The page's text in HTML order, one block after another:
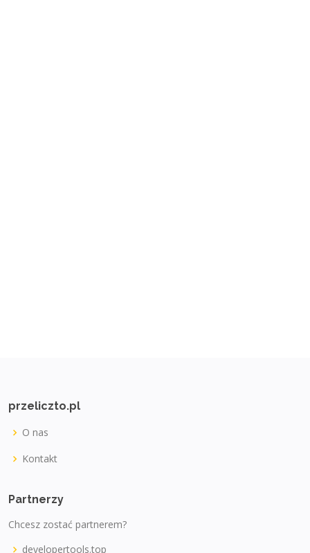
przeliczto.pl
O nas
Kontakt
Partnerzy
Chcesz zostać partnerem?
developertools.top